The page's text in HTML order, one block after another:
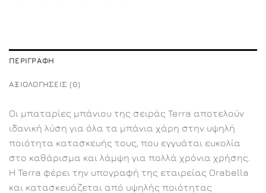
ΠΕΡΙΓΡΑΦΉ
ΑΞΙΟΛΟΓΉΣΕΙΣ (0)
Οι μπαταρίες μπάνιου της σειράς Terra αποτελούν
ιδανική λύση για όλα τα μπάνια χάρη στην υψηλή
ποιότητα κατασκευής τους, που εγγυάται ευκολία
στο καθάρισμα και λάμψη για πολλά χρόνια χρήσης.
Η Terra φέρει την υπογραφή της εταιρείας Orabella
και κατασκευάζεται από υψηλής ποιότητας